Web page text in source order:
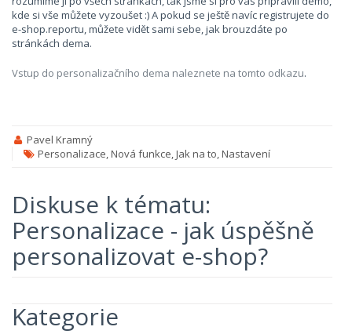
kde si vše můžete vyzoušet :) A pokud se ještě navíc registrujete do
e-shop.reportu, můžete vidět sami sebe, jak brouzdáte po
stránkách dema.
Vstup do personalizačního dema naleznete na tomto odkazu.
Pavel Kramný
Personalizace, Nová funkce, Jak na to, Nastavení
Diskuse k tématu:
Personalizace - jak úspěšně
personalizovat e-shop?
Kategorie